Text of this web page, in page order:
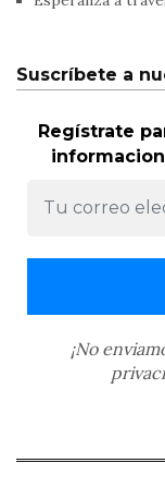
Suscríbete a
Regístrate
¡No